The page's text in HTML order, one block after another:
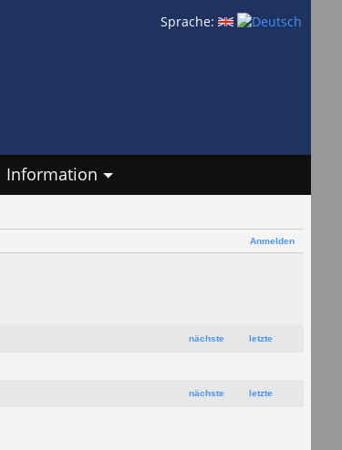
Sprache:
Information
Anmelden
nächste letzte
nächste letzte